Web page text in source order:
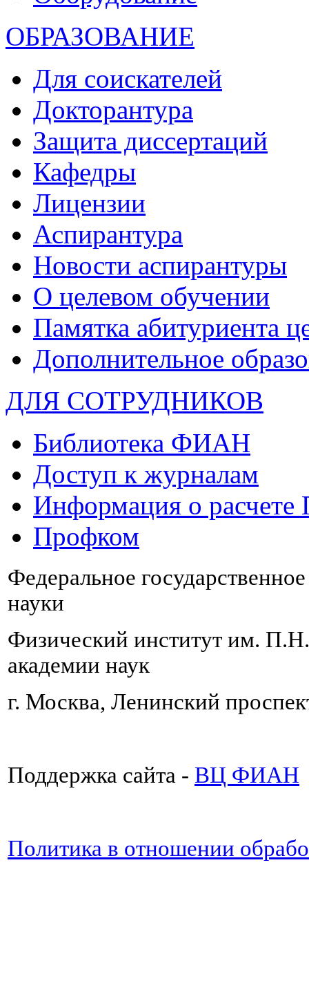
ОБРАЗОВАНИЕ
Для соискателей
Докторантура
Защита диссертаций
Кафедры
Лицензии
Аспирантура
Новости аспирантуры
О целевом обучении
Памятка абитуриента
Дополнительное
ДЛЯ СОТРУДНИКОВ
Библиотека ФИАН
Доступ к журналам
Информация о
Профком
Федеральное
науки
Физический институт им.
академии наук
г. Москва, Ленинский
Поддержка сайта - ВЦ ФИАН
Политика в отношении